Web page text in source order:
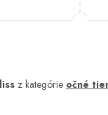
z kategórie očné